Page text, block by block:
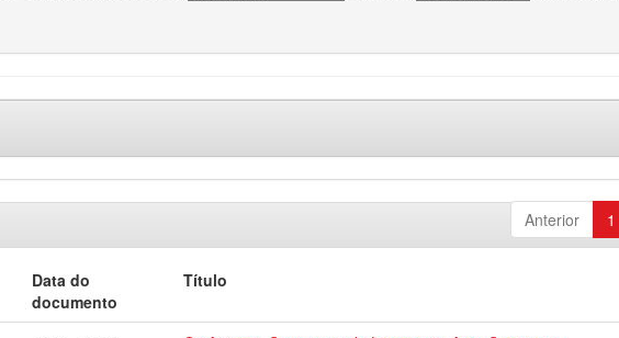
Anterior 1
Data do
documento
Título